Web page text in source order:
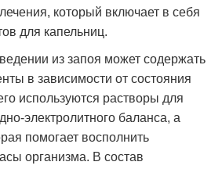
который включает в себя
для капельниц.
из запоя может содержать
в зависимости от состояния
используются растворы для
электролитного баланса, а
помогает восполнить
организма. В состав